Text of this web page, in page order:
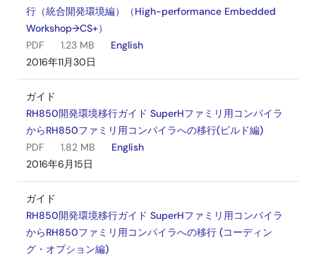
ログインしてダウンロード
ZIP
18 KB
English
M16C/26Aグループ レジスタ定義
ログインしてダウンロード
ZIP
20 KB
English
M16C/6N5グループ レジスタ定義
ログインしてダウンロード
ZIP
17 KB
English
行（統合開発環境編）（High-performance Embedded
Workshop→CS+）
PDF
1.23 MB
English
2016年11月30日
ガイド
RH850開発環境移行ガイド SuperHファミリ用コンパイラ
からRH850ファミリ用コンパイラへの移行(ビルド編)
PDF
1.82 MB
English
2016年6月15日
ガイド
RH850開発環境移行ガイド SuperHファミリ用コンパイラ
からRH850ファミリ用コンパイラへの移行 (コーディン
グ・オプション編)